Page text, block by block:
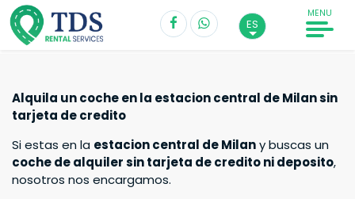
ES
MENU
Alquila un coche en la estacion central de Milan sin
tarjeta de credito
Si estas en la estacion central de Milany buscas un
coche de alquiler sin tarjeta de credito ni deposito,
nosotros nos encargamos.
Recogida*
Estacion Central de Milan
Fecha de recogida